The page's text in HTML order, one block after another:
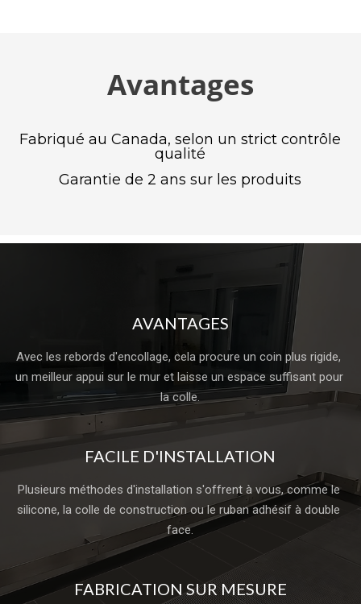
Avantages
Fabriqué au Canada, selon un strict contrôle
qualité
Garantie de 2 ans sur les produits
AVANTAGES
Avec les rebords d'encollage, cela procure un coin plus rigide,
un meilleur appui sur le mur et laisse un espace suffisant pour
la colle.
FACILE D'INSTALLATION
Plusieurs méthodes d'installation s'offrent à vous, comme le
silicone, la colle de construction ou le ruban adhésif à double
face.
FABRICATION SUR MESURE